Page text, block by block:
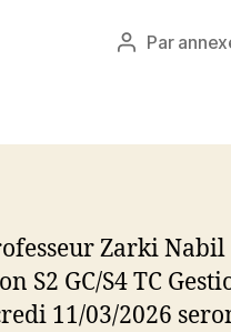
Auteur
Par
Zarki
S2 GC/S4 TC
11/03/2026